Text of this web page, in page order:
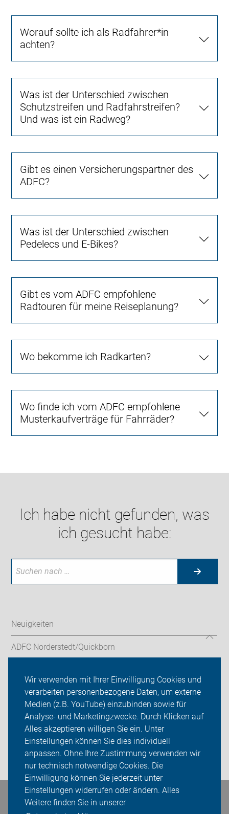
Wir verwenden mit Ihrer Einwilligung Cookies und
verarbeiten personenbezogene Daten, um externe
Medien (z.B. YouTube) einzubinden sowie für
Analyse- und Marketingzwecke. Durch Klicken auf
Alles akzeptieren willigen Sie ein. Unter
Einstellungen können Sie dies individuell
anpassen. Ohne Ihre Zustimmung verwenden wir
nur technisch notwendige Cookies. Die
Einwilligung können Sie jederzeit unter
Einstellungen widerrufen oder ändern. Alles
Weitere finden Sie in unserer
Worauf sollte ich als Radfahrer*in
achten?
Was ist der Unterschied zwischen
Schutzstreifen und Radfahrstreifen?
Und was ist ein Radweg?
Gibt es einen Versicherungspartner des
ADFC?
Was ist der Unterschied zwischen
Pedelecs und E-Bikes?
Gibt es vom ADFC empfohlene
Radtouren für meine Reiseplanung?
Wo bekomme ich Radkarten?
Wo finde ich vom ADFC empfohlene
Musterkaufverträge für Fahrräder?
Ich habe nicht gefunden, was
ich gesucht habe:
Neuigkeiten
ADFC Norderstedt/Quickborn
Radtouren und Termine
Sei dabei
Presse
Login
Bleiben Sie in Kontakt